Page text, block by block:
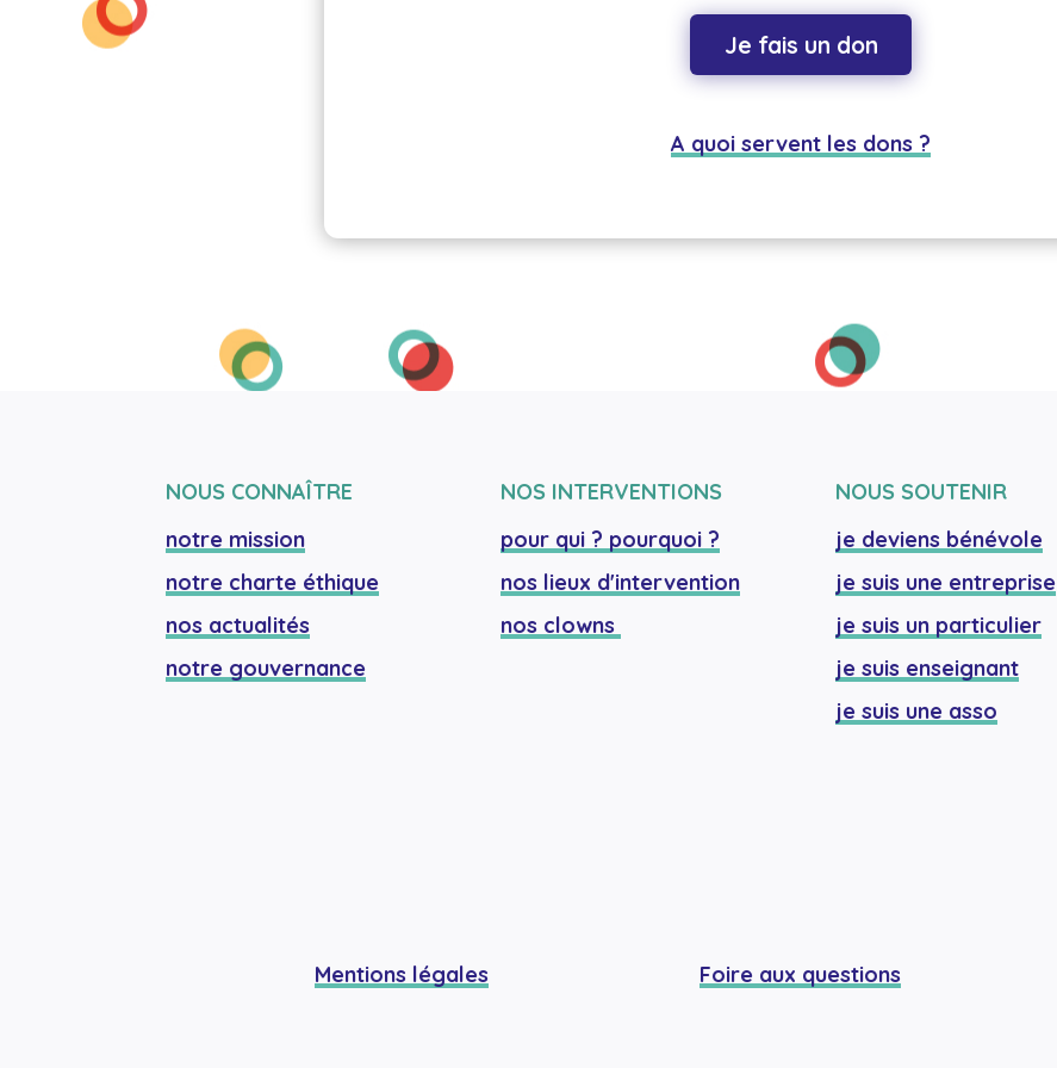
Je fais un don
A quoi servent les dons ?
NOUS CONNAÎTRE
notre mission
notre charte éthique
nos actualités
notre gouvernance
NOS INTERVENTIONS
pour qui ? pourquoi ?
nos lieux d'intervention
nos clowns
NOUS SOUTENIR
je deviens bénévole
je suis une entreprise
je suis un particulier
je suis enseignant
je suis une asso
Mentions légales Foire aux questions